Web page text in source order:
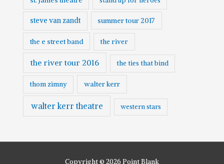
steve van zandt summer tour 2017
the e street band the river
the river tour 2016 the ties that bind
thom zimny walter kerr
walter kerr theatre western stars
Copyright © 2026 Point Blank